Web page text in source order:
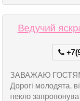
Ведучий
ЗАВАЖАЮ
Дорогі молодята,
пекло